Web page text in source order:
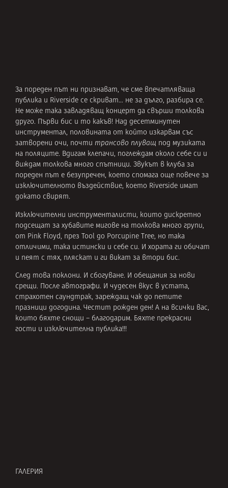
За пореден път ни признават, че сме впечатляваща
публика и Riverside се скриват… не за дълго, разбира се.
Не може така завладяващ концерт да свърши толкова
друго. Първи бис и то какъв! Над десетминутен
инструментал, половината от който изкарвам със
затворени очи, почти трансово плуващ под музиката
на поляците. Вдигам клепачи, поглеждам около себе си и
виждам толкова много спътници. Звукът в клуба за
пореден път е безупречен, което спомага още повече за
изключителното въздействие, което Riverside имат
докато свирят.
Изключителни инструменталисти, които дискретно
подсещат за хубавите мигове на толкова много групи,
от Pink Floyd, през Tool до Porcupine Tree, но така
отличими, така истински и себе си. И хората ги обичат
и пеят с тях, пляскат и ги викат за втори бис.
След това поклони. И сбогуване. И обещания за нови
срещи. После автографи. И чудесен вкус в устата,
страхотен саундтрак, зареждащ чак до петите
празници догодина. Честит рожден ден! А на всички вас,
които бяхте снощи – благодарим. Бяхте прекрасни
гости и изключителна публика!!!
ГАЛЕРИЯ